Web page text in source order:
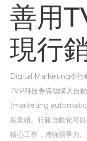
善用
現行
Digital Marketing令行
TVP科技券資助購入自
(marketing
長業績。行銷自動化可
核心工作，增強競爭力。